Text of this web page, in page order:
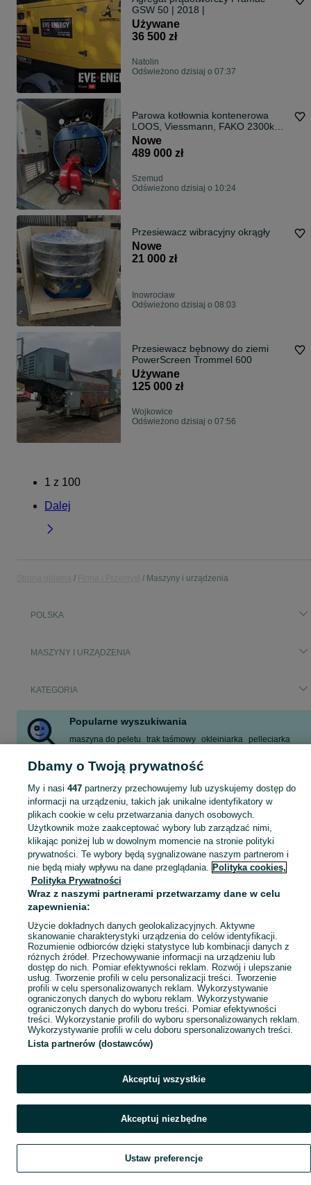
GSW 50 | 2018 |
Używane
36 500 zł
Natolin
Odświeżono dzisiaj o 07:37
Parowa kotłownia kontenerowa
LOOS, Viessmann, FAKO 2300kg/h
13bar
Nowe
489 000 zł
Szemud
Odświeżono dzisiaj o 10:24
Przesiewacz wibracyjny okrągły
Nowe
21 000 zł
Inowrocław
Odświeżono dzisiaj o 08:03
Przesiewacz bębnowy do ziemi
PowerScreen Trommel 600
Używane
125 000 zł
Wojkowice
Odświeżono dzisiaj o 07:56
1 z 100
Dalej
Maszyny i urządzenia
POLSKA
MASZYNY I URZĄDZENIA
KATEGORIA
Popularne wyszukiwania
maszyna do peletu trak taśmowy okleiniarka pelleciarka
Maszyny i urządzenia wykorzystuje się praktycznie w każdej działalności.
Maszyny i urządzenia przemysłowe – czym są?
Maszyny i urządzenia przemysłowe to sprzęty służące do wydobywania,
Co istotne, maszyny i urządzenia przemysłowe używa się zazwyczaj w
Zastosowanie maszyn i urządzeń przemysłowych
Czym są maszyny i urządzenia przemysłowe przeróbcze? Urządzenia
Maszyny i urządzenia dzieli się także ze względu na gałąźprzemysłu
Maszyny i urządzenia znajdziesz na OLX!
OLX Dla Firmjest platformą sprzedażową, gdzie można znaleźć oferty
Mapa kategorii
Mapa miejscowości
Mapa ministron
Popularne wyszukiwania
Szukaj Obserwujesz Dodaj Czat Konto
Dbamy o Twoją prywatność
My i nasi 447partnerzy przechowujemy lub uzyskujemy dostęp do
informacji na urządzeniu, takich jak unikalne identyfikatory w
plikach cookie w celu przetwarzania danych osobowych.
Użytkownik może zaakceptować wybory lub zarządzać nimi,
klikając poniżej lub w dowolnym momencie na stronie polityki
prywatności. Te wybory będą sygnalizowane naszym partnerom i
nie będą miały wpływu na dane przeglądania. Polityka cookies,
Polityka Prywatności
Wraz z naszymi partnerami przetwarzamy dane w celu
zapewnienia:
Użycie dokładnych danych geolokalizacyjnych. Aktywne
skanowanie charakterystyki urządzenia do celów identyfikacji.
Rozumienie odbiorców dzięki statystyce lub kombinacji danych z
różnych źródeł. Przechowywanie informacji na urządzeniu lub
dostęp do nich. Pomiar efektywności reklam. Rozwój i ulepszanie
usług. Tworzenie profili w celu personalizacji treści. Tworzenie
profili w celu spersonalizowanych reklam. Wykorzystywanie
ograniczonych danych do wyboru reklam. Wykorzystywanie
ograniczonych danych do wyboru treści. Pomiar efektywności
treści. Wykorzystanie profili do wyboru spersonalizowanych reklam.
Wykorzystywanie profili w celu doboru spersonalizowanych treści.
Lista partnerów (dostawców)
Akceptuj wszystkie
Akceptuj niezbędne
Ustaw preferencje